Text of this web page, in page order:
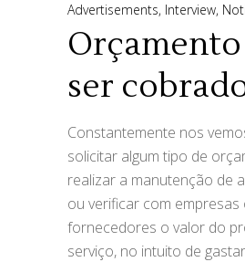
Advertisements, Interview,
ser
Constantemente nos
solicitar algum tipo de
realizar a manutenção de
ou verificar com empresas
fornecedores o valor do
serviço, no intuito de